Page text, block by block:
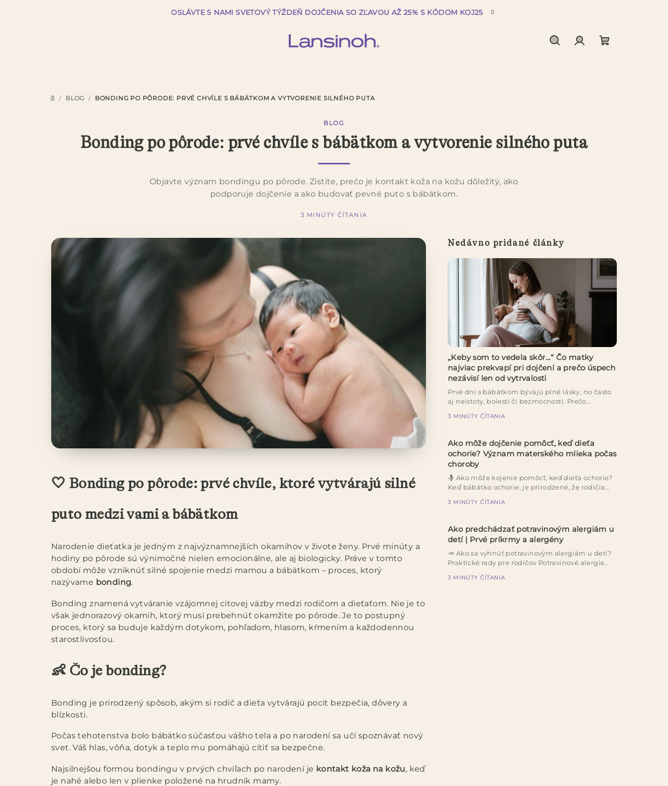
OSLÁVTE S NAMI SVETOVÝ TÝŽDEŇ DOJČENIA SO ZĽAVOU AŽ 25% S KÓDOM KOJ25
DOMOV
/ BLOG / BONDING PO PÔRODE: PRVÉ CHVÍLE S BÁBÄTKOM A VYTVORENIE SILNÉHO PUTA
BLOG
Bonding po pôrode: prvé chvíle s bábätkom a vytvorenie silného puta
Objavte význam bondingu po pôrode. Zistite, prečo je kontakt koža na kožu dôležitý, ako
podporuje dojčenie a ako budovať pevné puto s bábätkom.
3 MINÚTY ČÍTANIA
🤍 Bonding po pôrode: prvé chvíle, ktoré vytvárajú silné
puto medzi vami a bábätkom
Narodenie dieťatka je jedným z najvýznamnejších okamihov v živote ženy. Prvé minúty a
hodiny po pôrode sú výnimočné nielen emocionálne, ale aj biologicky. Práve v tomto
období môže vzniknúť silné spojenie medzi mamou a bábätkom – proces, ktorý
nazývame bonding.
Bonding znamená vytváranie vzájomnej citovej väzby medzi rodičom a dieťaťom. Nie je to
však jednorazový okamih, ktorý musí prebehnúť okamžite po pôrode. Je to postupný
proces, ktorý sa buduje každým dotykom, pohľadom, hlasom, kŕmením a každodennou
starostlivosťou.
👶 Čo je bonding?
Bonding je prirodzený spôsob, akým si rodič a dieťa vytvárajú pocit bezpečia, dôvery a
blízkosti.
Počas tehotenstva bolo bábätko súčasťou vášho tela a po narodení sa učí spoznávať nový
svet. Váš hlas, vôňa, dotyk a teplo mu pomáhajú cítiť sa bezpečne.
Najsilnejšou formou bondingu v prvých chvíľach po narodení je kontakt koža na kožu, keď
je nahé alebo len v plienke položené na hrudník mamy.
Nedávno pridané články
„Keby som to vedela skôr...“ Čo matky
najviac prekvapí pri dojčení a prečo úspech
nezávisí len od vytrvalosti
Prvé dni s bábätkom bývajú plné lásky, no často
aj neistoty, bolesti či bezmocnosti. Prečo
3 MINÚTY ČÍTANIA
Ako môže dojčenie pomôcť, keď dieťa
ochorie? Význam materského mlieka počas
choroby
🤱 Ako môže kojenie pomôcť, keď dieťa ochorie?
Keď bábätko ochorie, je prirodzené, že rodičia
3 MINÚTY ČÍTANIA
Ako predchádzať potravinovým alergiám u
detí | Prvé príkrmy a alergény
🥕 Ako sa vyhnúť potravinovým alergiám u detí?
Praktické rady pre rodičov Potravinové alergie
3 MINÚTY ČÍTANIA